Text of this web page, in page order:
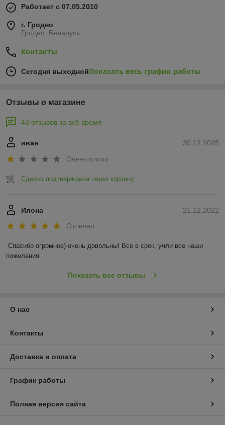
Работает с 07.05.2010
г. Гродно
Гродно, Беларусь
Контакты
Сегодня выходнойПоказать весь график работы
Отзывы о магазине
48 отзывов за всё время
30.12.2025
иван
Очень плохо
Сделка подтверждена через корзину
21.12.2022
Илона
Отлично
Спасибо огромное) очень довольны! Все в срок, учли все наши
пожелания
Показать все отзывы
О нас
Контакты
Доставка и оплата
График работы
Полная версия сайта